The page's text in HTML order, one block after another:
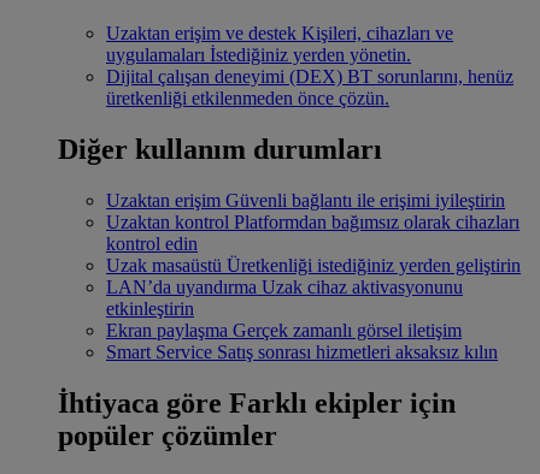
Uzaktan erişim ve destek Kişileri, cihazları ve
uygulamaları İstediğiniz yerden yönetin.
Dijital çalışan deneyimi (DEX) BT sorunlarını, henüz
üretkenliği etkilenmeden önce çözün.
Diğer kullanım durumları
Uzaktan erişim Güvenli bağlantı ile erişimi iyileştirin
Uzaktan kontrol Platformdan bağımsız olarak cihazları
kontrol edin
Uzak masaüstü Üretkenliği istediğiniz yerden geliştirin
LAN’da uyandırma Uzak cihaz aktivasyonunu
etkinleştirin
Ekran paylaşma Gerçek zamanlı görsel iletişim
Smart Service Satış sonrası hizmetleri aksaksız kılın
İhtiyaca göre Farklı ekipler için
popüler çözümler